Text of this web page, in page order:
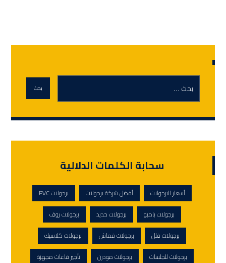
سحابة الكلمات الدلالية
أسعار البرجولات أفضل شركة برجولات
برجولات PVC
برجولات بامبو
برجولات حديد
برجولات روف
برجولات فلل
برجولات قماش
برجولات كلاسيك
برجولات للجلسات
برجولات مودرن
تأجير قاعات مجهزة